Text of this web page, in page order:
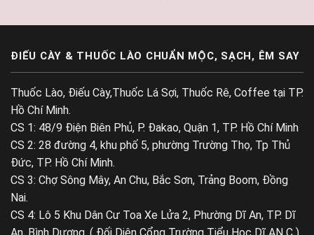
ĐIẾU CÀY & THUỐC LÀO CHUẨN MỘC, SẠCH, ÊM SAY
Thuốc Lào, Điếu Cày,Thuốc Lá Sợi, Thuốc Rê, Coffee tại TP.
Hồ Chí Minh.
CS 1: 48/9 Điện Biên Phủ, P. Đakao, Quận 1, TP. Hồ Chí Minh
CS 2: 28 đường 4, khu phố 5, phường Trường Thọ, Tp Thủ
Đức, TP. Hồ Chí Minh.
CS 3: Chợ Sông Mây, An Chu, Bắc Sơn, Trảng Boom, Đồng
Nai.
CS 4: Lô 5 Khu Dân Cư Toa Xe Lửa 2, Phường Dĩ An, TP. Dĩ
An, Bình Dương. ( Đối Diện Cổng Trường Tiểu Học Dĩ AN C )